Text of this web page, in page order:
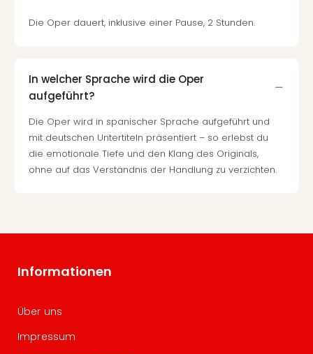
Die Oper dauert, inklusive einer Pause, 2 Stunden.
In welcher Sprache wird die Oper
aufgeführt?
Die Oper wird in spanischer Sprache aufgeführt und
mit deutschen Untertiteln präsentiert – so erlebst du
die emotionale Tiefe und den Klang des Originals,
ohne auf das Verständnis der Handlung zu verzichten.
Informationen
Über uns
Impressum